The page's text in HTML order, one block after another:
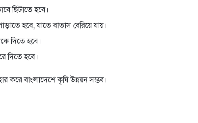
ছিটাতে হবে।
হবে, যাতে বাতাস বেরিয়ে যায়।
দিতে হবে।
দিতে হবে।
করে বাংলাদেশে কৃষি উন্নয়ন সম্ভব।